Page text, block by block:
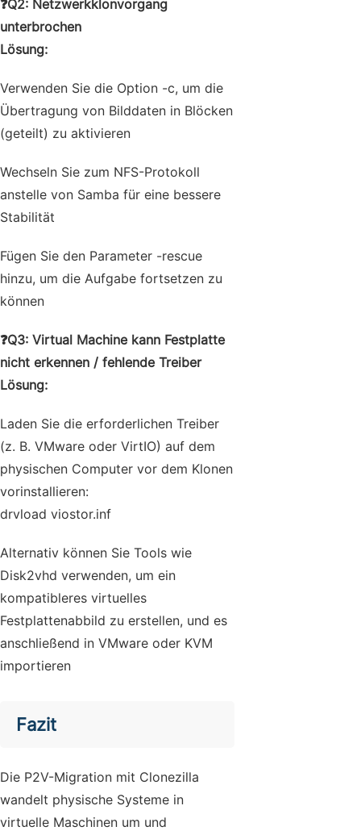
❓Q2: Netzwerkklonvorgang
unterbrochen
Lösung:
Verwenden Sie die Option -c, um die
Übertragung von Bilddaten in Blöcken
(geteilt) zu aktivieren
Wechseln Sie zum NFS-Protokoll
anstelle von Samba für eine bessere
Stabilität
Fügen Sie den Parameter -rescue
hinzu, um die Aufgabe fortsetzen zu
können
❓Q3: Virtual Machine kann Festplatte
nicht erkennen / fehlende Treiber
Lösung:
Laden Sie die erforderlichen Treiber
(z. B. VMware oder VirtIO) auf dem
physischen Computer vor dem Klonen
vorinstallieren:
drvload viostor.inf
Alternativ können Sie Tools wie
Disk2vhd verwenden, um ein
kompatibleres virtuelles
Festplattenabbild zu erstellen, und es
anschließend in VMware oder KVM
importieren
Fazit
Die P2V-Migration mit Clonezilla
wandelt physische Systeme in
virtuelle Maschinen um und